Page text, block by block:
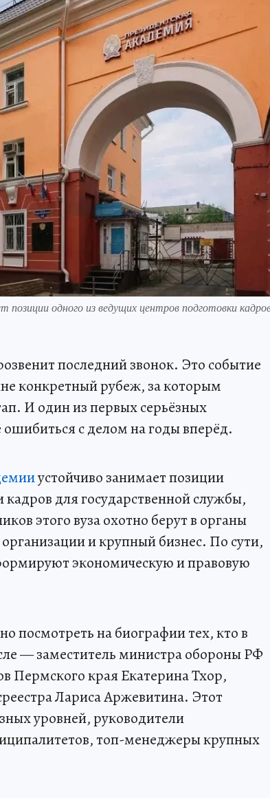
одного из ведущих центров подготовки
последний звонок. Это событие
конкретный рубеж, за которым
И один из первых серьёзных
с делом на годы вперёд.
устойчиво занимает позиции
для государственной службы,
этого вуза охотно берут в органы
и крупный бизнес. По сути,
экономическую и правовую
посмотреть на биографии тех, кто в
— заместитель министра обороны РФ
края Екатерина Тхор,
Лариса Аржевитина. Этот
уровней, руководители
топ-менеджеры крупных